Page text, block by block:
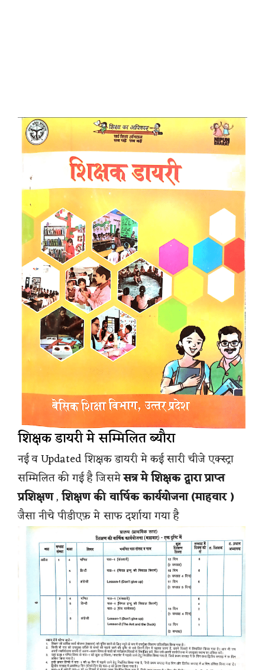
शिक्षक डायरी मे सम्मिलित ब्यौरा
नई व Updated शिक्षक डायरी मे कई सारी चीजे एक्स्ट्रा
सम्मिलित की गई है जिसमेसत्र मे शिक्षक द्वारा प्राप्त
प्रशिक्षण,शिक्षण की वार्षिक कार्ययोजना (माहवार )
जैसा नीचे पीडीएफ़ मे साफ दर्शाया गया है